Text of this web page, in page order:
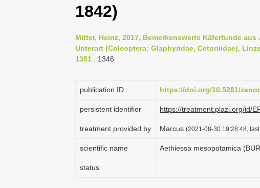
1842)
Mitter, Heinz, 2017, Bemerkenswerte Käferfunde
Unterart (Coleoptera: Glaphyridae, Cetoniidae),
1351 : 1346
publication ID https://doi.org/10.5281/
persistent identifier https://treatment.plazi.org/id/
treatment provided by Marcus (2021-08-30 19:28:48,
scientific name Aethiessa mesopotamica
status